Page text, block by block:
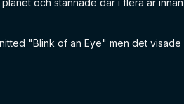
och stannade där i flera år
"Blink of an Eye" men det visade